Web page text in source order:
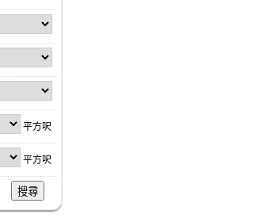
平方呎
平方呎
搜尋